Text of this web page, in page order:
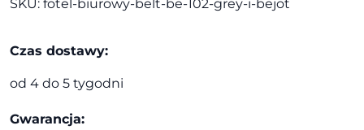
Bejot
SKU: fotel-biurowy-belt-be-102-grey-i-bejot
Czas dostawy:
od 4 do 5 tygodni
Gwarancja: